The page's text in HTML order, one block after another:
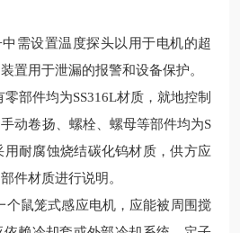
需设置温度探头以用于电机的超
置用于泄漏的报警和设备保护。
零部件均为SS316L材质，就地控制
动卷扬、螺栓、螺母等部件均为S
用耐腐蚀烧结碳化钨材质，供方应
件材质进行说明。
个鼠笼式感应电机，应能被周围搅